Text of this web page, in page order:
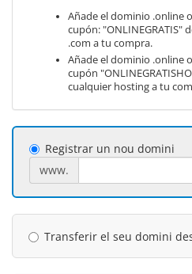
Añade el dominio .online
cupón: "ONLINEGRATIS"
.com a tu compra.
Añade el dominio .online
cupón
cualquier hosting a tu
Registrar un nou domini
www.
Transferir el seu domini